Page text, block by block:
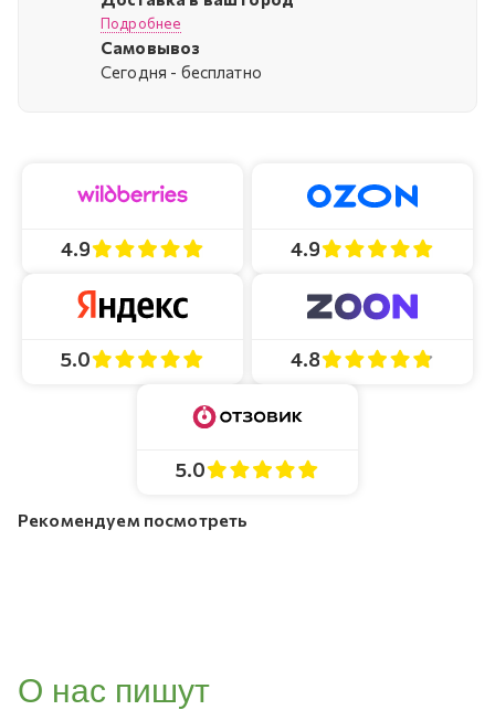
Подробнее
Самовывоз
Cегодня - бесплатно
4.9 4.9
5.0 4.8
5.0
Рекомендуем посмотреть
О нас пишут